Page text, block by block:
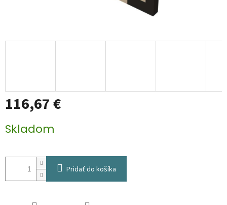
116,67 €
cena:
Skladom
Pridať do košíka